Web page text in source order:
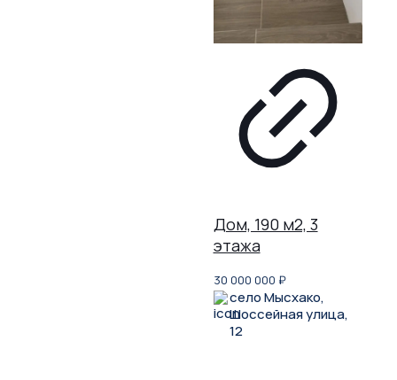
Дом, 190 м2, 3
этажа
30 000 000 ₽
село Мысхако,
Шоссейная улица,
12